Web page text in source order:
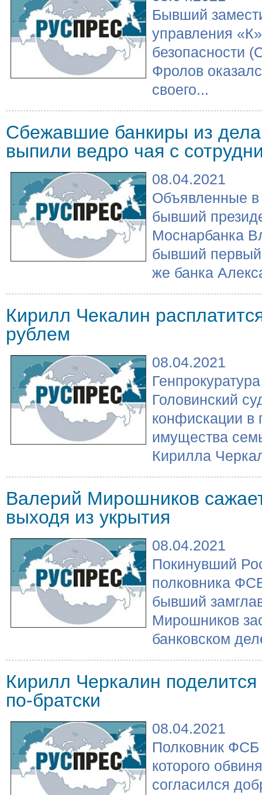
Бывший
управления
безопасности
Фролов
своего...
Сбежавшие банкиры из
выпили ведро чая с
08.04.2021
Объявленные в
бывший
Моснарбанка
бывший первый
же банка
Кирилл Чекалин
рублем
08.04.2021
Головинский
конфискации в
имущества
Кирилла
Валерий Мирошников
выходя из укрытия
08.04.2021
Покинувший
полковника
бывший
Мирошников
банковском
Кирилл Черкалин поделится
по-братски
08.04.2021
Полковник
которого
согласился